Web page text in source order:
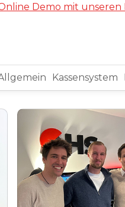
Demo mit unseren
Kassensystem